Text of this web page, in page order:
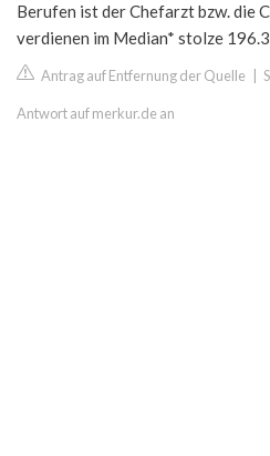
Berufen ist der Chefarzt bzw. die
verdienen im Median* stolze
Antrag auf Entfernung der Quelle
Antwort auf merkur.de an